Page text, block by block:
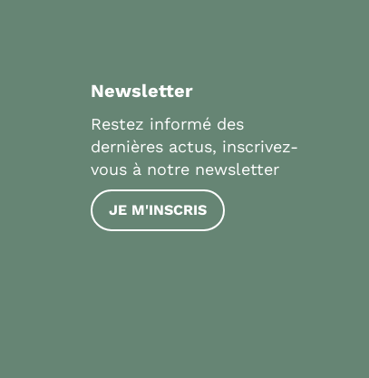
Newsletter
Restez informé des
dernières actus, inscrivez-
vous à notre newsletter
JE M'INSCRIS